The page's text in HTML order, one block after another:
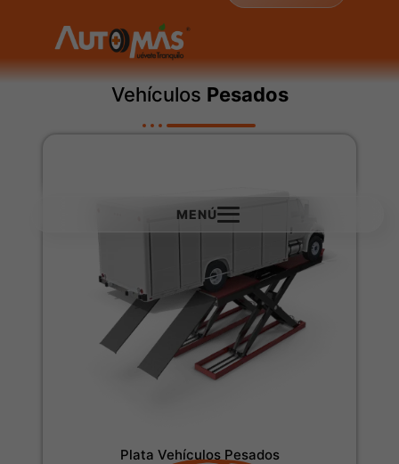
Vehículos Pesados
Plata Vehículos Pesados
MENÚ